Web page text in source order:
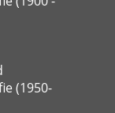
(1950-